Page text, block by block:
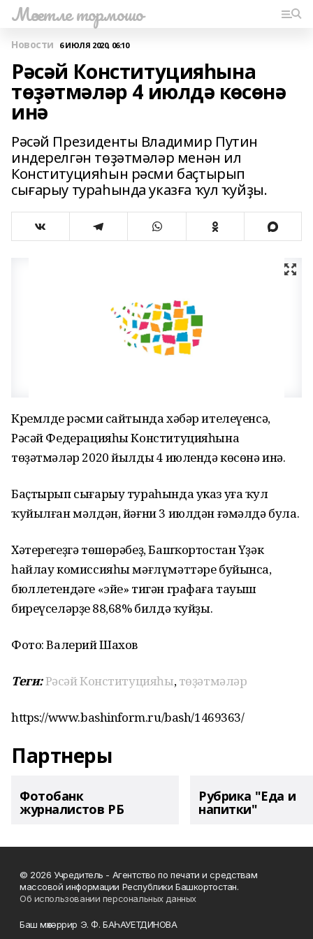
Мәсетле тормошо
Новости 6 ИЮЛЯ 2020, 06:10
Рәсәй Конституцияһына
төҙәтмәләр 4 июлдә көсөнә
инә
Рәсәй Президенты Владимир Путин
индерелгән төҙәтмәләр менән ил
Конституцияһын рәсми баҫтырып
сығарыу тураһында указға ҡул ҡуйҙы.
Кремлдең рәсми сайтында хәбәр ителеүенсә,
Рәсәй Федерацияһы Конституцияһына
төҙәтмәләр 2020 йылдың 4 июлендә көсөнә инә.
Баҫтырып сығарыу тураһында указ уға ҡул
ҡуйылған мәлдән, йәғни 3 июлдән ғәмәлдә була.
Хәтерегеҙгә төшөрәбеҙ, Башҡортостан Үҙәк
һайлау комиссияһы мәғлүмәттәре буйынса,
бюллетендәге «эйе» тигән графаға тауыш
биреүселәрҙең 88,68% билдә ҡуйҙы.
Фото: Валерий Шахов
Теги:Рәсәй Конституцияһы,төҙәтмәләр
https://www.bashinform.ru/bash/1469363/
Партнеры
Фотобанк
журналистов РБ
Рубрика "Еда и
напитки"
© 2026 Учредитель - Агентство по печати и средствам
массовой информации Республики Башкортостан.
Об использовании персональных данных
Баш мөхәррир Э. Ф. БАҺАУЕТДИНОВА